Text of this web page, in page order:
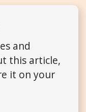
and
this article,
it on your